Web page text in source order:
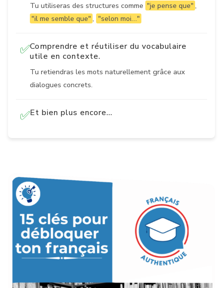
Tu utiliseras des structures comme "je pense que" ,
"il me semble que" , "selon moi…"
✅Comprendre et réutiliser du vocabulaire
utile en contexte.
Tu retiendras les mots naturellement grâce aux
dialogues concrets.
✅Et bien plus encore…